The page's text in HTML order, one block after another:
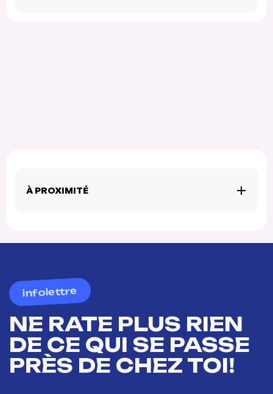
À PROXIMITÉ
infolettre
NE RATE PLUS RIEN
DE CE QUI SE PASSE
PRÈS DE CHEZ TOI!